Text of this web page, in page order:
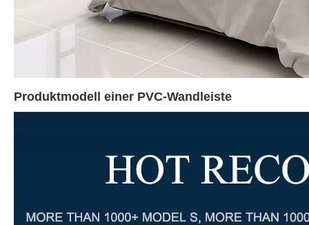
Produktmodell einer PVC-Wandleiste